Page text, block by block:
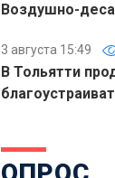
Воздушно-
3 августа 15:49
В Тольятти